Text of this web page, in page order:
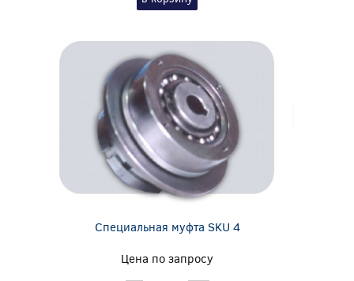
Специальная муфта SKU 4
Цена по запросу